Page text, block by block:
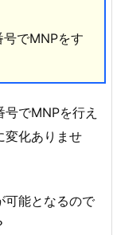
でMNPをす
でMNPを行え
変化ありませ
可能となるので